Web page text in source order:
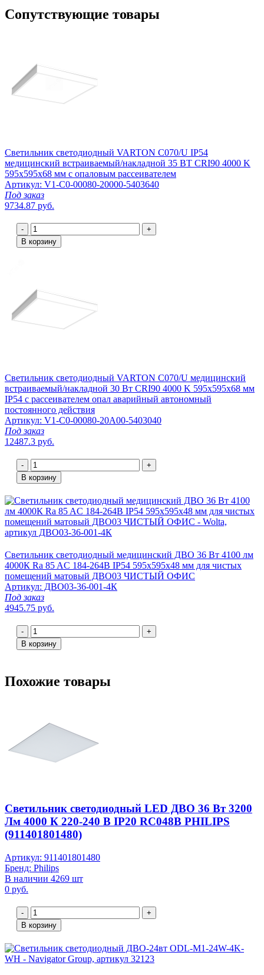
Сопутствующие товары
Светильник светодиодный VARTON C070/U IP54
медицинский встраиваемый/накладной 35 ВТ CRI90 4000 K
595х595х68 мм с опаловым рассеивателем
Артикул: V1-C0-00080-20000-5403640
Под заказ
9734.87 руб.
-
+
В корзину
Светильник светодиодный VARTON C070/U медицинский
встраиваемый/накладной 30 Вт CRI90 4000 K 595х595х68 мм
IP54 с рассеивателем опал аварийный автономный
постоянного действия
Артикул: V1-C0-00080-20A00-5403040
Под заказ
12487.3 руб.
-
+
В корзину
Светильник светодиодный медицинский ДВО 36 Вт 4100 лм
4000К Ra 85 AC 184-264В IP54 595х595х48 мм для чистых
помещений матовый ДВО03 ЧИСТЫЙ ОФИС
Артикул: ДВО03-36-001-4К
Под заказ
4945.75 руб.
-
+
В корзину
Похожие товары
Светильник светодиодный LED ДВО 36 Вт 3200
Лм 4000 К 220-240 В IP20 RC048B PHILIPS
(911401801480)
Артикул: 911401801480
Бренд: Philips
В наличии 4269 шт
0 руб.
-
+
В корзину